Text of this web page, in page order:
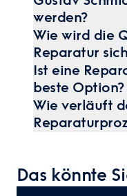
hinaus erhalten
Dokumentation der
Arbeiten.
werden?
Wir reparieren eine
Zylindertypen,
Teleskop-,
Unsere
Wie wird die
Reparatur
Jeder reparierte
Prüfstand
unterzogen, um
höchsten
zuverlässig
Ist eine
beste Option?
Die Reparatur ist in
wirtschaftlich
Sie transparent, ob
Lösung ist oder ob
Wie verläuft
Nach einer
Dichtungen an
Verfahren ein,
Das könnte